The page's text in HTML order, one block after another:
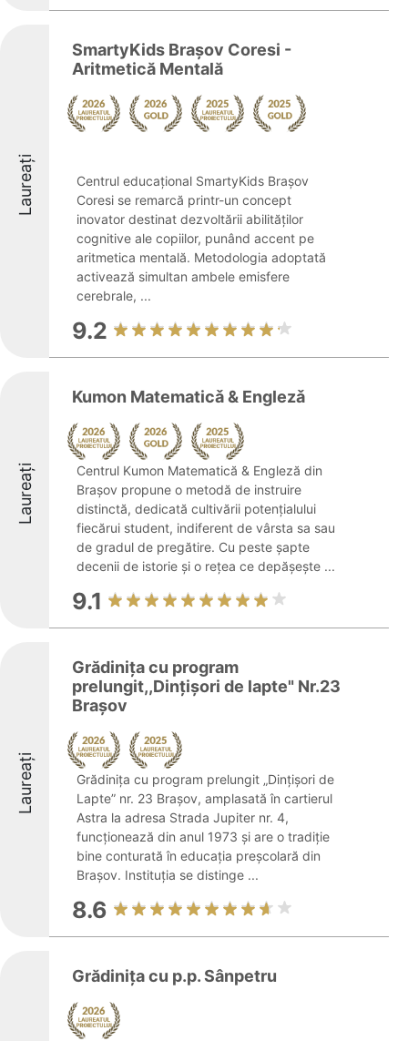
Laureați
SmartyKids Brașov Coresi -
Aritmetică Mentală
Centrul educațional SmartyKids Brașov
Coresi se remarcă printr-un concept
inovator destinat dezvoltării abilităților
cognitive ale copiilor, punând accent pe
aritmetica mentală. Metodologia adoptată
activează simultan ambele emisfere
cerebrale, ...
9.2
Laureați
Kumon Matematicǎ & Englezǎ
Centrul Kumon Matematică & Engleză din
Brașov propune o metodă de instruire
distinctă, dedicată cultivării potențialului
fiecărui student, indiferent de vârsta sa sau
de gradul de pregătire. Cu peste șapte
decenii de istorie și o rețea ce depășește ...
9.1
Laureați
Grădinița cu program
prelungit,,Dințișori de lapte" Nr.23
Brașov
Grădinița cu program prelungit „Dințișori de
Lapte” nr. 23 Brașov, amplasată în cartierul
Astra la adresa Strada Jupiter nr. 4,
funcționează din anul 1973 și are o tradiție
bine conturată în educația preșcolară din
Brașov. Instituția se distinge ...
8.6
Grădinița cu p.p. Sânpetru